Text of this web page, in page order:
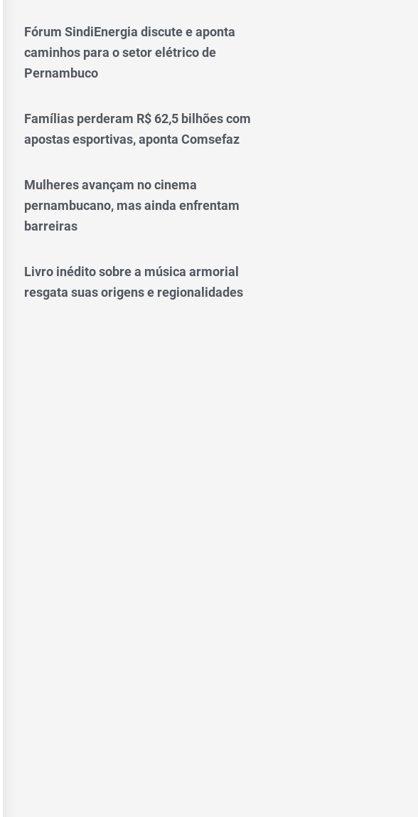
Fórum SindiEnergia discute e aponta
caminhos para o setor elétrico de
Pernambuco
Famílias perderam R$ 62,5 bilhões com
apostas esportivas, aponta Comsefaz
Mulheres avançam no cinema
pernambucano, mas ainda enfrentam
barreiras
Livro inédito sobre a música armorial
resgata suas origens e regionalidades